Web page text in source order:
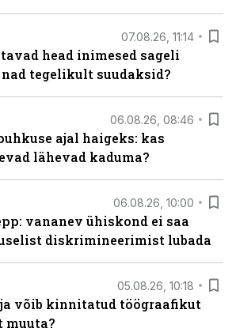
07.08.26, 11:14
head inimesed sageli
tegelikult suudaksid?
06.08.26, 08:46
ajal haigeks: kas
lähevad kaduma?
06.08.26, 10:00
vananev ühiskond ei saa
diskrimineerimist lubada
05.08.26, 10:18
võib kinnitatud töögraafikut
muuta?